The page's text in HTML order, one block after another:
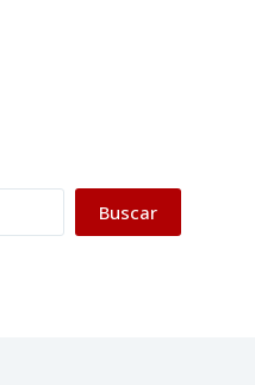
Buscar